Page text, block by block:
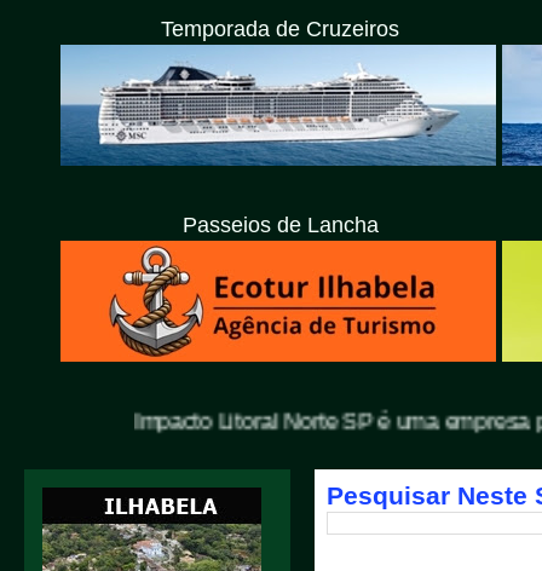
Temporada de Cruzeiros
Passeios de Lancha
Impacto Litoral Norte SP é uma empresa privada
Pesquisar Neste